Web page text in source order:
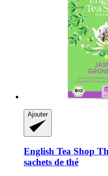
Ajouter
English Tea Shop
sachets de thé